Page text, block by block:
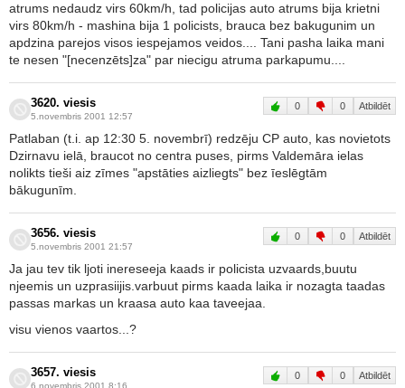
atrums nedaudz virs 60km/h, tad policijas auto atrums bija krietni
virs 80km/h - mashina bija 1 policists, brauca bez bakugunim un
apdzina parejos visos iespejamos veidos.... Tani pasha laika mani
te nesen "[necenzēts]za" par niecigu atruma parkapumu....
3620. viesis
5.novembris 2001 12:57
0 0 Atbildēt
Patlaban (t.i. ap 12:30 5. novembrī) redzēju CP auto, kas novietots
Dzirnavu ielā, braucot no centra puses, pirms Valdemāra ielas
nolikts tieši aiz zīmes "apstāties aizliegts" bez īeslēgtām
bākugunīm.
3656. viesis
5.novembris 2001 21:57
0 0 Atbildēt
Ja jau tev tik ljoti inereseeja kaads ir policista uzvaards,buutu
njeemis un uzprasiijis.varbuut pirms kaada laika ir nozagta taadas
passas markas un kraasa auto kaa taveejaa.
visu vienos vaartos...?
3657. viesis
6.novembris 2001 8:16
0 0 Atbildēt